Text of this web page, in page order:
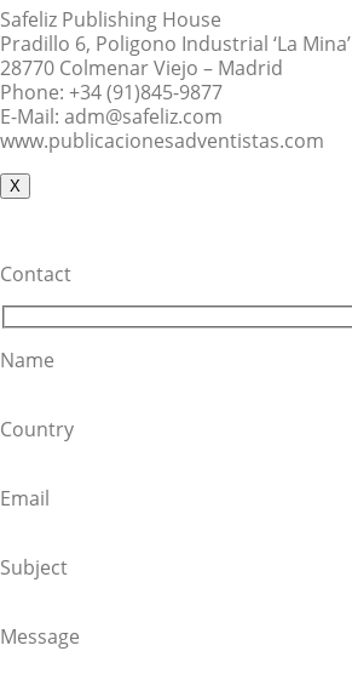
Safeliz Publishing House
Pradillo 6, Poligono Industrial ‘La Mina’
28770 Colmenar Viejo – Madrid
Phone: +34 (91)845-9877
E-Mail: adm@safeliz.com
www.publicacionesadventistas.com
X
Contact
Name
Country
Email
Subject
Message